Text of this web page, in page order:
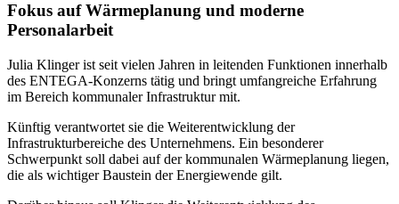
Fokus auf Wärmeplanung und moderne
Personalarbeit
Julia Klinger ist seit vielen Jahren in leitenden Funktionen innerhalb
des ENTEGA-Konzerns tätig und bringt umfangreiche Erfahrung
im Bereich kommunaler Infrastruktur mit.
Künftig verantwortet sie die Weiterentwicklung der
Infrastrukturbereiche des Unternehmens. Ein besonderer
Schwerpunkt soll dabei auf der kommunalen Wärmeplanung liegen,
die als wichtiger Baustein der Energiewende gilt.